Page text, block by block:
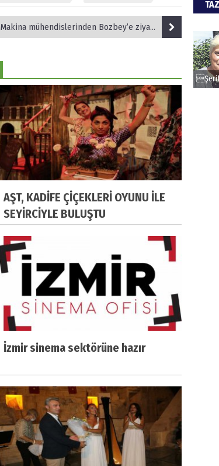
Makina mühendislerinden Bozbey’e ziyaret
AŞT, KADİFE ÇİÇEKLERİ OYUNU İLE
SEYİRCİYLE BULUŞTU
İzmir sinema sektörüne hazır